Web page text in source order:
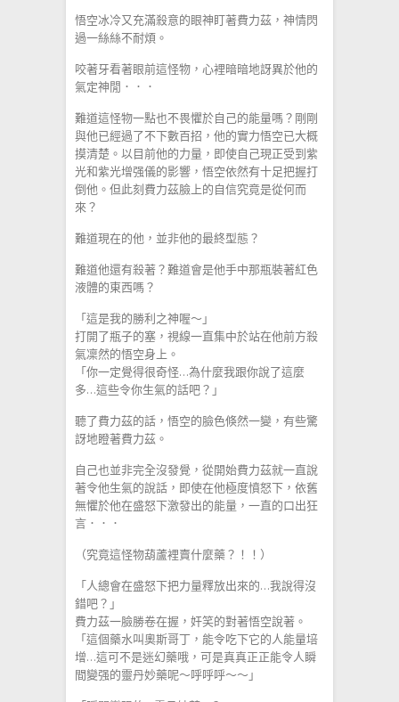
悟空冰冷又充滿殺意的眼神盯著費力茲，神情閃
過一絲絲不耐煩。
咬著牙看著眼前這怪物，心裡暗暗地訝異於他的
氣定神閒．．．
難道這怪物一點也不畏懼於自己的能量嗎？剛剛
與他已經過了不下數百招，他的實力悟空已大概
摸清楚。以目前他的力量，即使自己現正受到紫
光和紫光增强儀的影響，悟空依然有十足把握打
倒他。但此刻費力茲臉上的自信究竟是從何而
來？
難道現在的他，並非他的最終型態？
難道他還有殺著？難道會是他手中那瓶裝著紅色
液體的東西嗎？
「這是我的勝利之神喔～」
打開了瓶子的塞，視線一直集中於站在他前方殺
氣凜然的悟空身上。
「你一定覺得很奇怪…為什麼我跟你說了這麼
多…這些令你生氣的話吧？」
聽了費力茲的話，悟空的臉色倏然一變，有些驚
訝地瞪著費力茲。
自己也並非完全沒發覺，從開始費力茲就一直說
著令他生氣的說話，即使在他極度憤怒下，依舊
無懼於他在盛怒下激發出的能量，一直的口出狂
言．．．
（究竟這怪物葫蘆裡賣什麼藥？！！）
「人總會在盛怒下把力量釋放出來的…我說得沒
錯吧？」
費力茲一臉勝卷在握，奸笑的對著悟空說著。
「這個藥水叫奧斯哥丁，能令吃下它的人能量培
增…這可不是迷幻藥哦，可是真真正正能令人瞬
間變强的靈丹妙藥呢～呼呼呼～～」